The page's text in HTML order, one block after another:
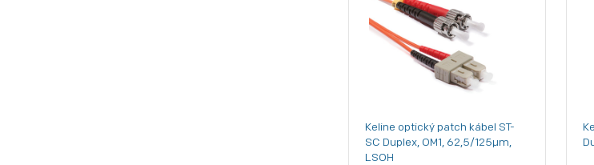
Keline optický patch kábel ST-
SC Duplex, OM1, 62,5/125µm,
LSOH